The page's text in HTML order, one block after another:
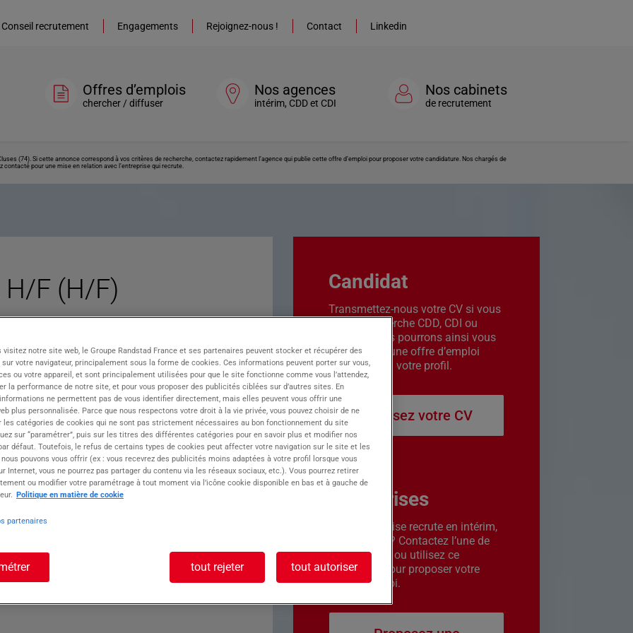
Conseil recrutement Engagements Rejoignez-nous ! Contact Linkedin
Offres d’emplois
chercher / diffuser
Nos agences
intérim, CDD et CDI
Nos cabinets
de recrutement
(74). Si cette annonce correspond à vos critères de recherche, contactez rapidement l’agence qui publie cette offre d’emploi pour proposer votre candidature. Nos chargés de
pour une mise en relation avec l’entreprise qui recrute.
H/F (H/F)
!
dans la recherche des talents qui feront
recrutons un(e) Chauffeur PL H/F prêt(e) à
: CHAUFFEUR
du camion ou veiller à son bon
: bordereaux de livraison, factures, formalités
Candidat
Transmettez-nous votre CV si vous
êtes en recherche CDD, CDI ou
intérim. Nous pourrons ainsi vous
contacter si une offre d’emploi
correspond à votre profil.
Déposez votre CV
Entreprises
Votre entreprise recrute en intérim,
CDD ou CDI ? Contactez l’une de
nos agences ou utilisez ce
formulaire pour proposer votre
offre d’emploi.
visitez notre site web, le Groupe Randstad France et ses partenaires peuvent stocker et récupérer des
votre navigateur, principalement sous la forme de cookies. Ces informations peuvent porter sur vous,
ou votre appareil, et sont principalement utilisées pour que le site fonctionne comme vous l’attendez,
la performance de notre site, et pour vous proposer des publicités ciblées sur d’autres sites. En
ne permettent pas de vous identifier directement, mais elles peuvent vous offrir une
plus personnalisée. Parce que nous respectons votre droit à la vie privée, vous pouvez choisir de ne
les catégories de cookies qui ne sont pas strictement nécessaires au bon fonctionnement du site
sur “paramétrer”, puis sur les titres des différentes catégories pour en savoir plus et modifier nos
défaut. Toutefois, le refus de certains types de cookies peut affecter votre navigation sur le site et les
pouvons vous offrir (ex : vous recevrez des publicités moins adaptées à votre profil lorsque vous
Internet, vous ne pourrez pas partager du contenu via les réseaux sociaux, etc.). Vous pourrez retirer
ou modifier votre paramétrage à tout moment via l’icône cookie disponible en bas et à gauche de
Politique en matière de cookie
partenaires
tout rejeter tout autoriser